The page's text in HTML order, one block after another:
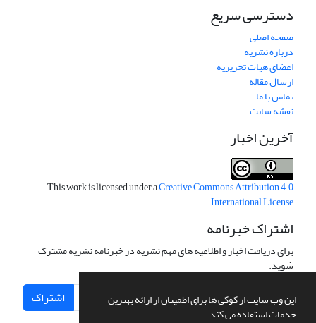
این وب سایت از کوکی ها برای اطمینان از ارائه بهترین
خدمات استفاده می کند.
دسترسی سریع
صفحه اصلی
درباره نشریه
اعضای هیات تحریریه
ارسال مقاله
تماس با ما
نقشه سایت
آخرین اخبار
This work is licensed under aCreative Commons Attribution 4.0
International License
.
اشتراک خبرنامه
برای دریافت اخبار و اطلاعیه های مهم نشریه در خبرنامه نشریه مشترک
شوید.
اشتراک